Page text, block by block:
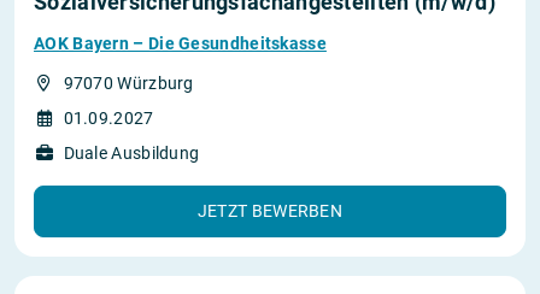
AOK Bayern – Die Gesundheitskasse
97070 Würzburg
01.09.2027
Duale Ausbildung
JETZT BEWERBEN